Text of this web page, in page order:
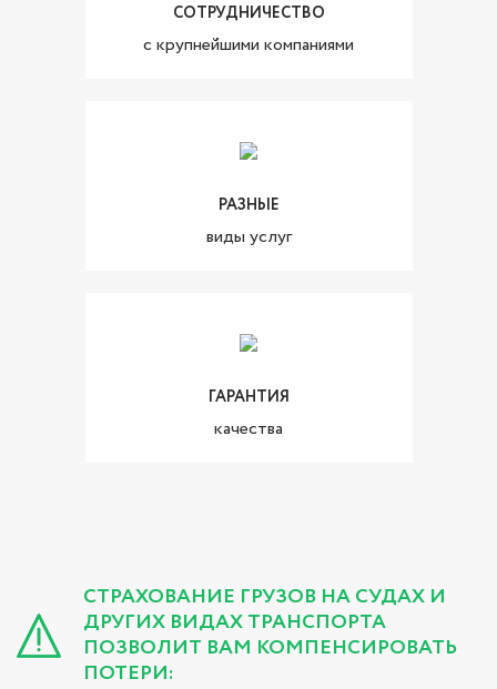
СОТРУДНИЧЕСТВО
с крупнейшими компаниями
РАЗНЫЕ
виды услуг
ГАРАНТИЯ
качества
СТРАХОВАНИЕ ГРУЗОВ НА СУДАХ И
ДРУГИХ ВИДАХ ТРАНСПОРТА
ПОЗВОЛИТ ВАМ КОМПЕНСИРОВАТЬ
ПОТЕРИ: